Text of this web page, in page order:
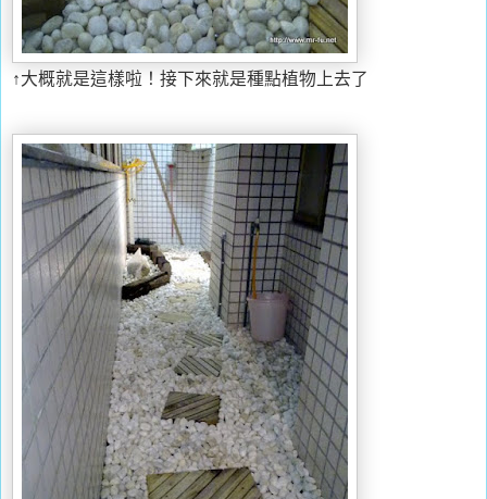
↑大概就是這樣啦！接下來就是種點植物上去了